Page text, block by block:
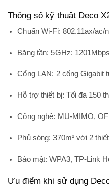
Thông số kỹ thuật Deco
Chuẩn Wi-Fi: 802.11ax/ac/
Băng tần: 5GHz:
Cổng LAN: 2 cổng Gigabit
Hỗ trợ thiết bị: Tối đa 150
Công nghệ: MU-MIMO,
Phủ sóng: 370m² với 2
Bảo mật: WPA3, TP-Link
Ưu điểm khi sử dụng